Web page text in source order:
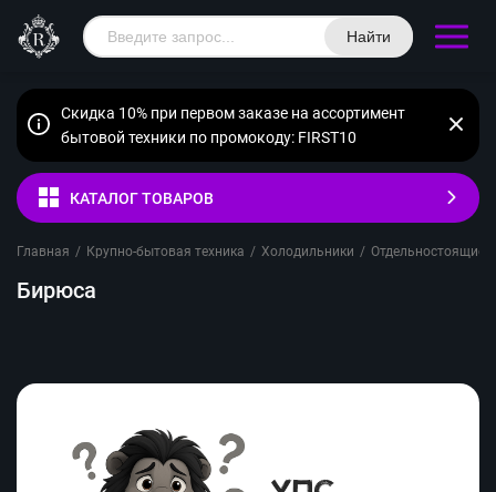
Найти
Скидка 10% при первом заказе на ассортимент
бытовой техники по промокоду: FIRST10
КАТАЛОГ ТОВАРОВ
Главная / Крупно-бытовая техника / Холодильники / Отдельностоящие
Бирюса